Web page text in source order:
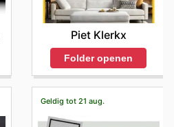
Piet Klerkx
Folder openen
Geldig tot 21 aug.